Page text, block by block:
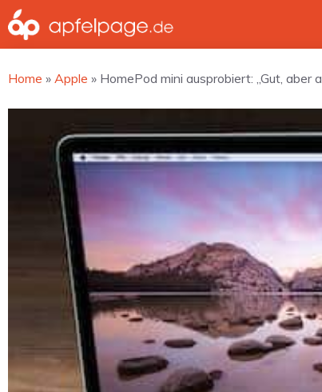
Zum
Inhalt
springen
Home » Apple » HomePod mini ausprobiert: „Gut, aber